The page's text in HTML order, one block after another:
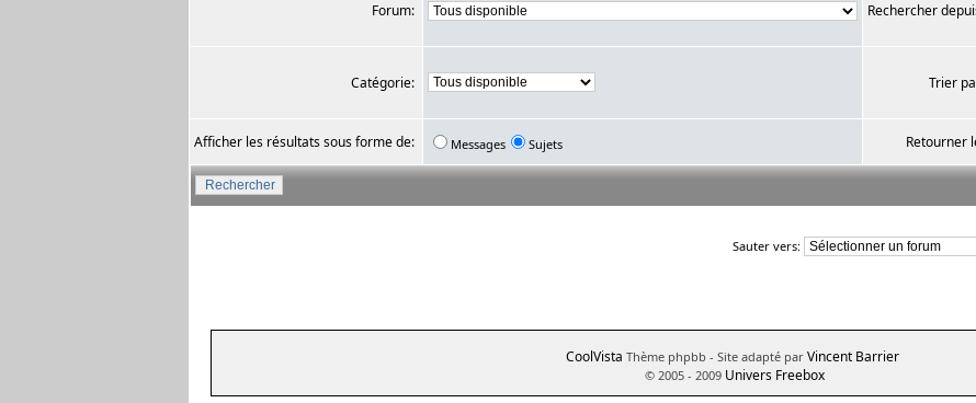
Forum: Rechercher
Catégorie: Trier
Afficher les résultats sous forme de: Messages Sujets Retourner
Sauter vers:
CoolVista Thème phpbb - Site adapté par Vincent Barrier
© 2005 - 2009 Univers Freebox